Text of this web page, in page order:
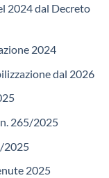
2024 dal Decreto
2024
dal 2026
n. 265/2025
2025
2025